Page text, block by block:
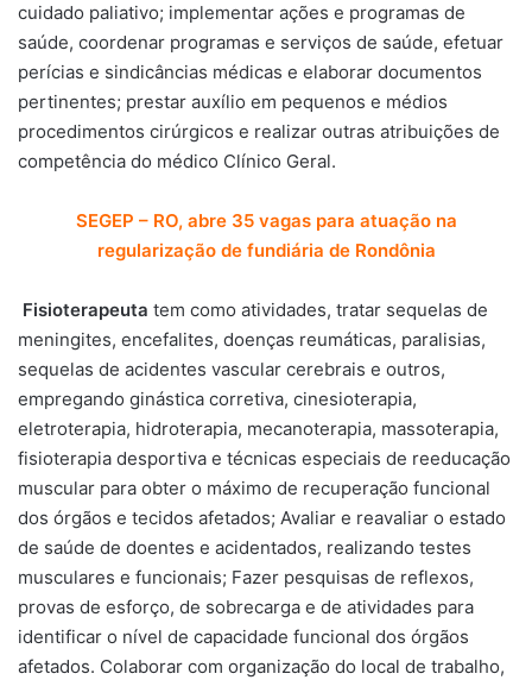
cuidado paliativo; implementar ações e programas de
saúde, coordenar programas e serviços de saúde, efetuar
perícias e sindicâncias médicas e elaborar documentos
pertinentes; prestar auxílio em pequenos e médios
procedimentos cirúrgicos e realizar outras atribuições de
competência do médico Clínico Geral.
SEGEP – RO, abre 35 vagas para atuação na
regularização de fundiária de Rondônia
Fisioterapeuta tem como atividades, tratar sequelas de
meningites, encefalites, doenças reumáticas, paralisias,
sequelas de acidentes vascular cerebrais e outros,
empregando ginástica corretiva, cinesioterapia,
eletroterapia, hidroterapia, mecanoterapia, massoterapia,
fisioterapia desportiva e técnicas especiais de reeducação
muscular para obter o máximo de recuperação funcional
dos órgãos e tecidos afetados; Avaliar e reavaliar o estado
de saúde de doentes e acidentados, realizando testes
musculares e funcionais; Fazer pesquisas de reflexos,
provas de esforço, de sobrecarga e de atividades para
identificar o nível de capacidade funcional dos órgãos
afetados. Colaborar com organização do local de trabalho,